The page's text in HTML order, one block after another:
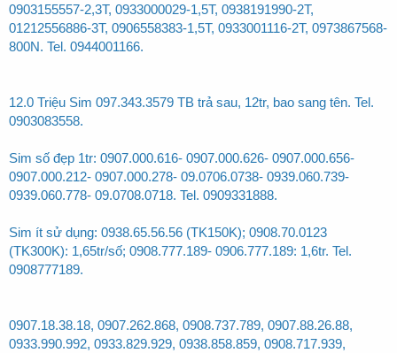
0903155557-2,3T, 0933000029-1,5T, 0938191990-2T,
01212556886-3T, 0906558383-1,5T, 0933001116-2T, 0973867568-
800N. Tel. 0944001166.
12.0 Triệu Sim 097.343.3579 TB trả sau, 12tr, bao sang tên. Tel.
0903083558.
Sim số đẹp 1tr: 0907.000.616- 0907.000.626- 0907.000.656-
0907.000.212- 0907.000.278- 09.0706.0738- 0939.060.739-
0939.060.778- 09.0708.0718. Tel. 0909331888.
Sim ít sử dụng: 0938.65.56.56 (TK150K); 0908.70.0123
(TK300K): 1,65tr/số; 0908.777.189- 0906.777.189: 1,6tr. Tel.
0908777189.
0907.18.38.18, 0907.262.868, 0908.737.789, 0907.88.26.88,
0933.990.992, 0933.829.929, 0938.858.859, 0908.717.939,